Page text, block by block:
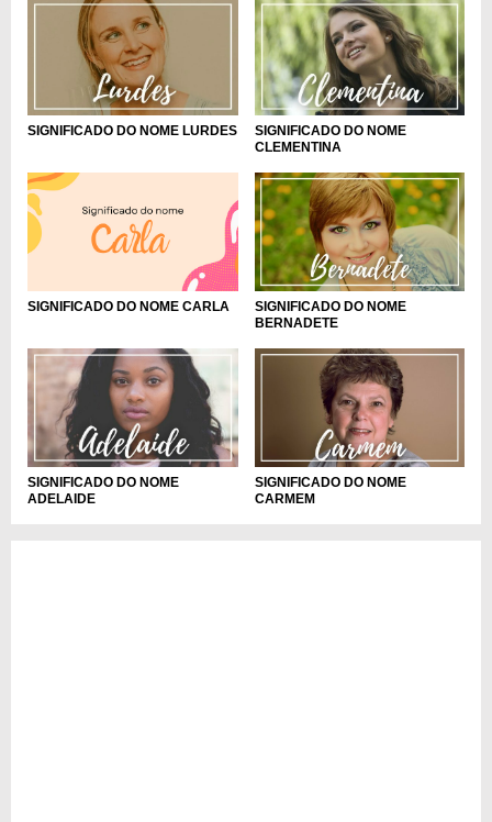
SIGNIFICADO DO NOME LURDES
SIGNIFICADO DO NOME
CLEMENTINA
SIGNIFICADO DO NOME CARLA
SIGNIFICADO DO NOME
BERNADETE
SIGNIFICADO DO NOME
ADELAIDE
SIGNIFICADO DO NOME
CARMEM